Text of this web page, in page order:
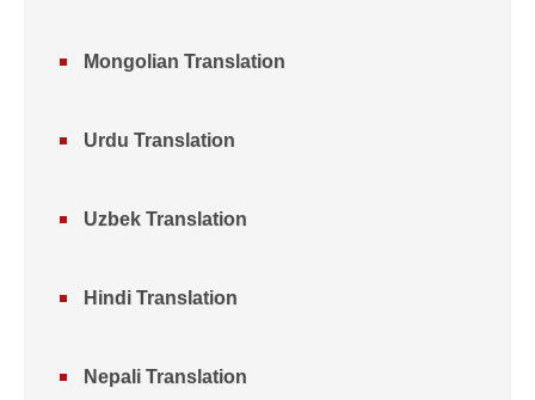
Mongolian Translation
Urdu Translation
Uzbek Translation
Hindi Translation
Nepali Translation